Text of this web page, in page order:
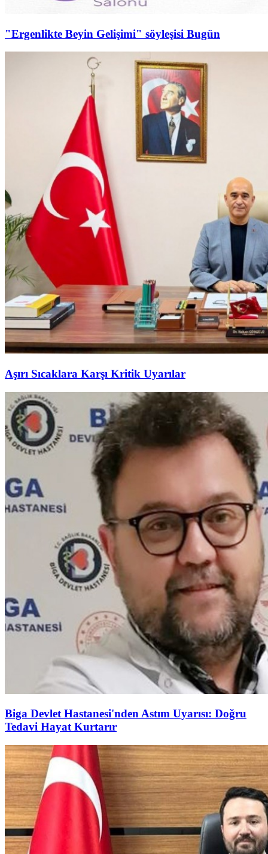
"Ergenlikte Beyin Gelişimi" söyleşisi Bugün
Aşırı Sıcaklara Karşı Kritik Uyarılar
Biga Devlet Hastanesi'nden Astım Uyarısı: Doğru
Tedavi Hayat Kurtarır